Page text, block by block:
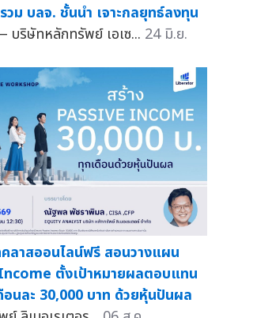
วม บลจ. ชั้นนำ เจาะกลยุทธ์ลงทุน
บริษัทหลักทรัพย์ เอเซ... 24 มิ.ย.
ลาสออนไลน์ฟรี สอนวางแผน
ตั้งเป้าหมายผลตอบแทน
อนละ 30,000 บาท ด้วยหุ้นปันผล